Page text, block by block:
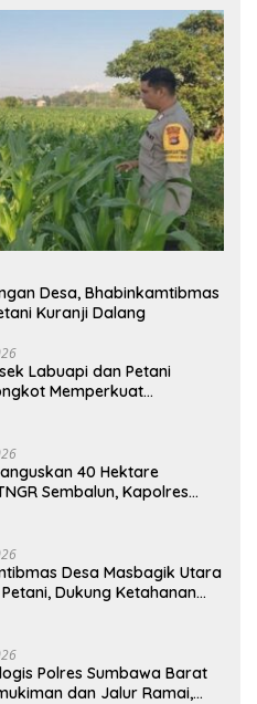
Desa, Bhabinkamtibmas
Kuranji Dalang
Labuapi dan Petani
Memperkuat
40 Hektare
Sembalun, Kapolres
Desa Masbagik Utara
Dukung Ketahanan
Polres Sumbawa Barat
dan Jalur Ramai,